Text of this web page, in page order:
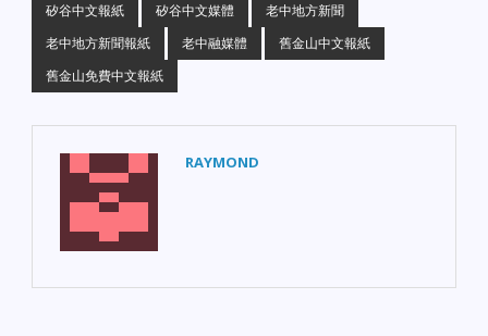
矽谷中文報紙
矽谷中文媒體
老中地方新聞
老中地方新聞報紙
老中融媒體
舊金山中文報紙
舊金山免費中文報紙
RAYMOND